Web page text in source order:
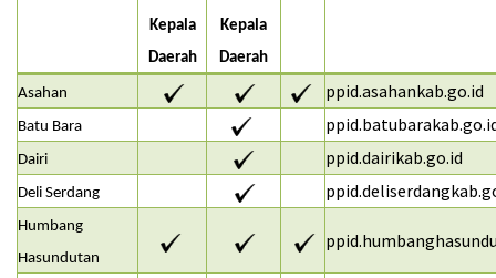
Kepala
Daerah
Kepala
Daerah
Asahan ppid.asahankab.go.id
Batu Bara
Dairi ppid.dairikab.go.id
Deli Serdang
Humbang
Hasundutan